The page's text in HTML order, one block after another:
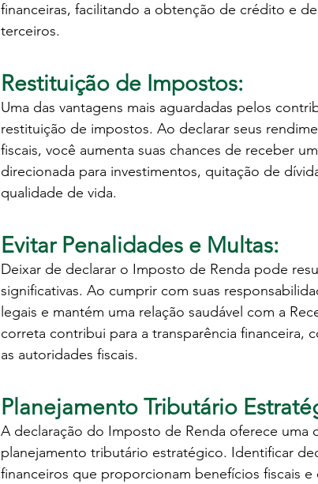
financeiras, facilitando a obtenção de crédito e
terceiros.
Restituição de Impostos:
Uma das vantagens mais aguardadas pelos
restituição de impostos. Ao declarar seus
fiscais, você aumenta suas chances de receber
direcionada para investimentos, quitação de
qualidade de vida.
Evitar Penalidades e Multas:
Deixar de declarar o Imposto de Renda pode
significativas. Ao cumprir com suas
legais e mantém uma relação saudável com a
correta contribui para a transparência
as autoridades fiscais.
Planejamento Tributário
A declaração do Imposto de Renda oferece uma
planejamento tributário estratégico. Identificar
financeiros que proporcionam benefícios fiscais